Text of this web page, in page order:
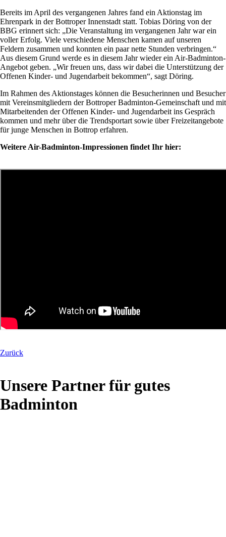
Bereits im April des vergangenen Jahres fand ein Aktionstag im
Ehrenpark in der Bottroper Innenstadt statt. Tobias Döring von der
BBG erinnert sich: „Die Veranstaltung im vergangenen Jahr war ein
voller Erfolg. Viele verschiedene Menschen kamen auf unseren
Feldern zusammen und konnten ein paar nette Stunden verbringen.“
Aus diesem Grund werde es in diesem Jahr wieder ein Air-Badminton-
Angebot geben. „Wir freuen uns, dass wir dabei die Unterstützung der
Offenen Kinder- und Jugendarbeit bekommen“, sagt Döring.
Im Rahmen des Aktionstages können die Besucherinnen und Besucher
mit Vereinsmitgliedern der Bottroper Badminton-Gemeinschaft und mit
Mitarbeitenden der Offenen Kinder- und Jugendarbeit ins Gespräch
kommen und mehr über die Trendsportart sowie über Freizeitangebote
für junge Menschen in Bottrop erfahren.
Weitere Air-Badminton-Impressionen findet Ihr hier:
Zurück
Unsere Partner für gutes
Badminton